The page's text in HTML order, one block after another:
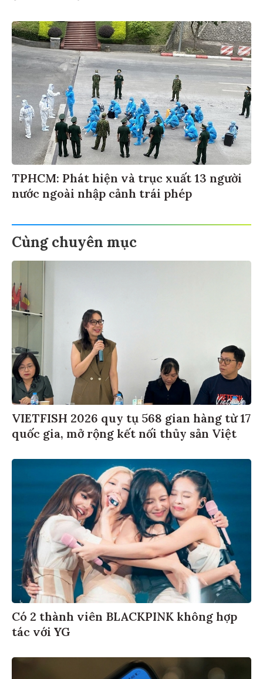
TPHCM: Phát hiện và trục xuất 13 người
nước ngoài nhập cảnh trái phép
Cùng chuyên mục
VIETFISH 2026 quy tụ 568 gian hàng từ 17
quốc gia, mở rộng kết nối thủy sản Việt
Có 2 thành viên BLACKPINK không hợp
tác với YG